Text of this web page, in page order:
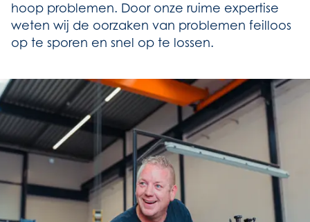
hoop problemen. Door onze ruime expertise
weten wij de oorzaken van problemen feilloos
op te sporen en snel op te lossen.